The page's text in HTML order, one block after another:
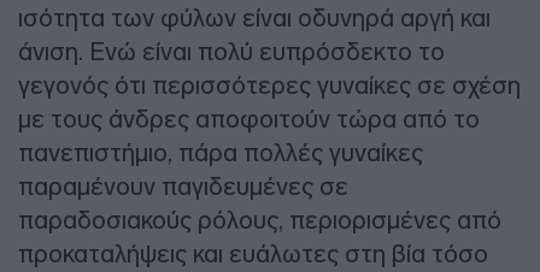
ισότητα των φύλων είναι οδυνηρά αργή και
άνιση. Ενώ είναι πολύ ευπρόσδεκτο το
γεγονός ότι περισσότερες γυναίκες σε σχέση
με τους άνδρες αποφοιτούν τώρα από το
πανεπιστήμιο, πάρα πολλές γυναίκες
παραμένουν παγιδευμένες σε
παραδοσιακούς ρόλους, περιορισμένες από
προκαταλήψεις και ευάλωτες στη βία τόσο